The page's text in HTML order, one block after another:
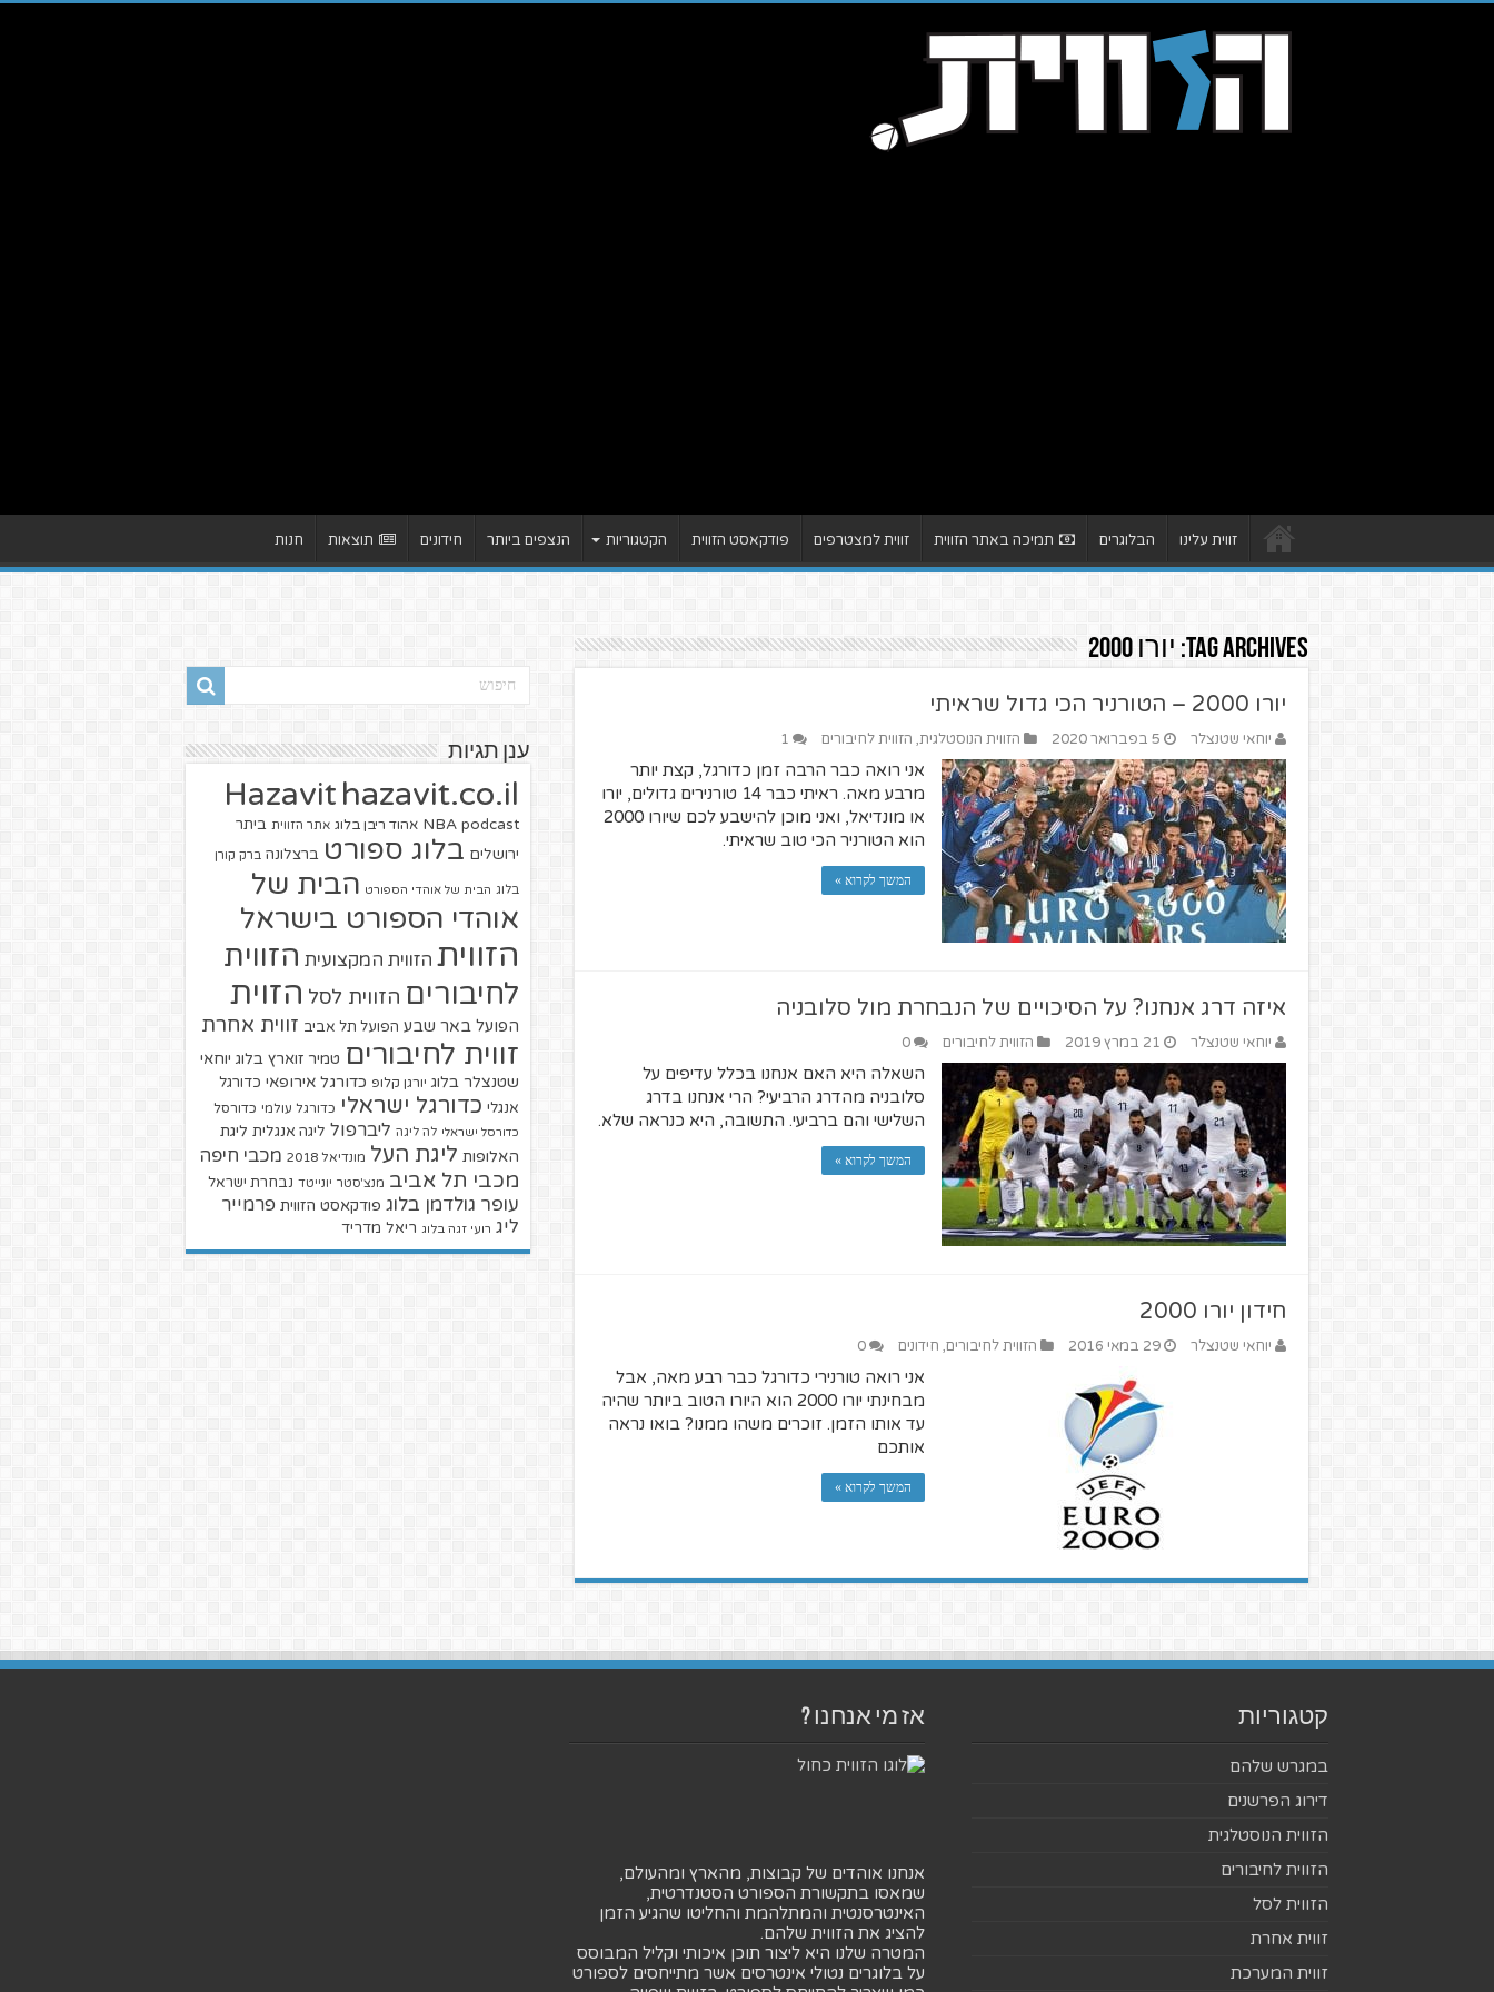
זווית עלינו הבלוגרים תמיכה באתר הזווית זווית למצטרפים פודקאסט הזווית הקטגוריות הנצפים ביותר חידונים תוצאות חנות
Tag Archives: יורו 2000
יורו 2000 – הטורניר הכי גדול שראיתי
יוחאי שטנצלר 5 בפברואר 2020 הזווית הנוסטלגית, הזווית לחיבורים 1
אני רואה כבר הרבה זמן כדורגל, קצת יותר
מרבע מאה. ראיתי כבר 14 טורנירים גדולים, יורו
או מונדיאל, ואני מוכן להישבע לכם שיורו 2000
הוא הטורניר הכי טוב שראיתי.
המשך לקרוא »
איזה דרג אנחנו? על הסיכויים של הנבחרת מול סלובניה
יוחאי שטנצלר 21 במרץ 2019 הזווית לחיבורים 0
השאלה היא האם אנחנו בכלל עדיפים על
סלובניה מהדרג הרביעי? הרי אנחנו בדרג
השלישי והם ברביעי. התשובה, היא כנראה שלא.
המשך לקרוא »
חידון יורו 2000
יוחאי שטנצלר 29 במאי 2016 הזווית לחיבורים, חידונים 0
אני רואה טורנירי כדורגל כבר רבע מאה, אבל
מבחינתי יורו 2000 הוא היורו הטוב ביותר שהיה
עד אותו הזמן. זוכרים משהו ממנו? בואו נראה
אותכם
המשך לקרוא »
ענן תגיות
Hazavit hazavit.co.il
NBA podcast אהוד ריבן בלוג אתר הזווית ביתר
ירושלים בלוג ספורט ברצלונה ברק קורן
בלוג הבית של אוהדי הספורט הבית של
אוהדי הספורט בישראל
הזווית הזווית המקצועית הזווית
לחיבורים הזווית לסל הזוית
הפועל באר שבע הפועל תל אביב זווית אחרת
זווית לחיבורים טמיר זוארץ בלוג יוחאי
שטנצלר בלוג יורגן קלופ כדורגל אירופאי כדורגל
אנגלי כדורגל ישראלי כדורגל עולמי כדורסל
כדורסל ישראלי לה ליגה ליברפול ליגה אנגלית ליגת
האלופות ליגת העל מונדיאל 2018 מכבי חיפה
מכבי תל אביב מנצ'סטר יונייטד נבחרת ישראל
עופר גולדמן בלוג פודקאסט הזווית פרמייר
ליג רועי זגה בלוג ריאל מדריד
קטגוריות
במגרש שלהם
דירוג הפרשנים
הזווית הנוסטלגית
הזווית לחיבורים
הזווית לסל
זווית אחרת
זווית המערכת
אז מי אנחנו ?
אנחנו אוהדים של קבוצות, מהארץ ומהעולם,
שמאסו בתקשורת הספורט הסטנדרטית,
האינטרסנטית והמתלהמת והחליטו שהגיע הזמן
להציג את הזווית שלהם.
המטרה שלנו היא ליצור תוכן איכותי וקליל המבוסס
על בלוגרים נטולי אינטרסים אשר מתייחסים לספורט